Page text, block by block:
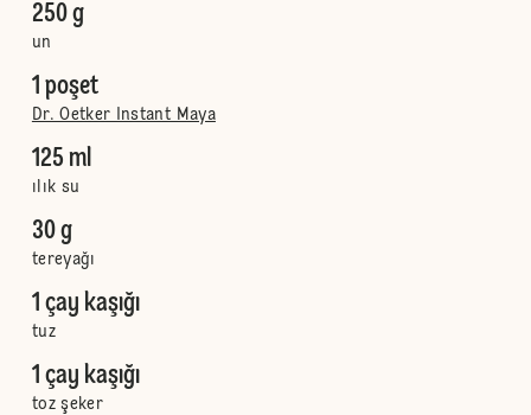
250 g
un
1 poşet
Dr. Oetker Instant Maya
125 ml
ılık su
30 g
tereyağı
1 çay kaşığı
tuz
1 çay kaşığı
toz şeker